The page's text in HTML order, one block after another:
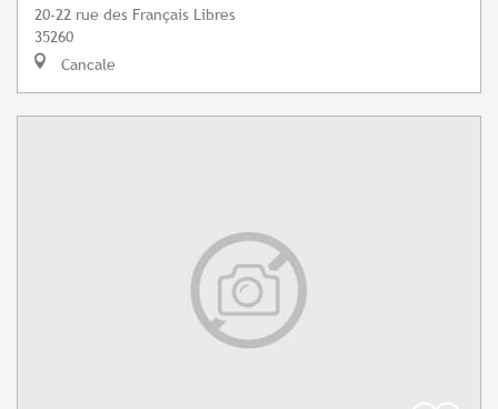
20-22 rue des Français Libres
35260
Cancale